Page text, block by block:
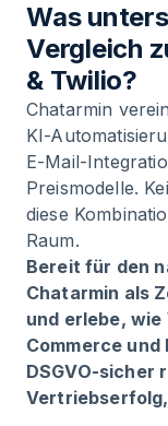
Was
Vergleich
& Twilio?
Chatarmin
KI-
E-Mail-
Preismodelle.
diese
Raum.
Bereit für den
Chatarmin als
und erlebe,
Commerce
DSGVO-sicher